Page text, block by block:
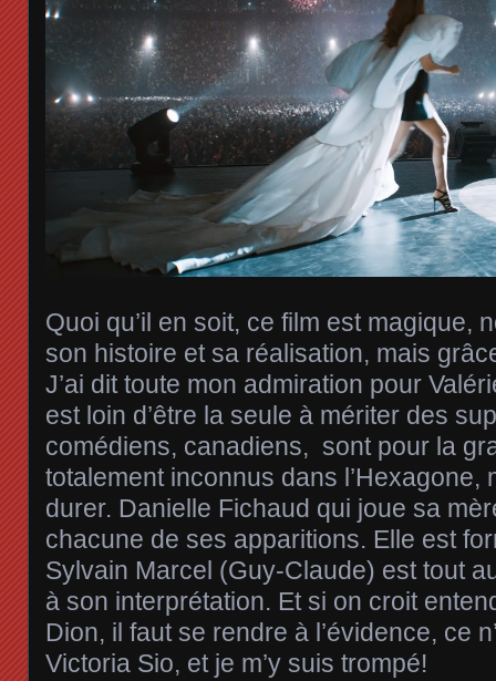
Quoi qu’il en soit, ce film est magique,
son histoire et sa réalisation, mais
J’ai dit toute mon admiration pour
est loin d’être la seule à mériter des
comédiens, canadiens, sont pour la
totalement inconnus dans l’Hexagone,
durer. Danielle Fichaud qui joue sa
chacune de ses apparitions. Elle est
Sylvain Marcel (Guy-Claude) est tout
à son interprétation. Et si on croit
Dion, il faut se rendre à l’évidence, ce
Victoria Sio, et je m’y suis trompé!